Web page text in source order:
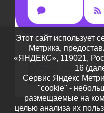
Этот сайт использует
Метрика,
«ЯНДЕКС», 119021,
16
Сервис Яндекс
"cookie" -
размещаемые на
целью анализа их